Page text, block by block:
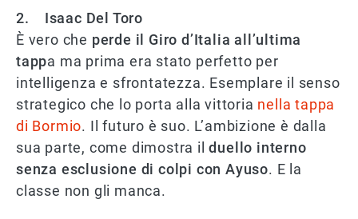
2. Isaac Del Toro
È vero che perde il Giro d’Italia all’ultima
tappa ma prima era stato perfetto per
intelligenza e sfrontatezza. Esemplare il senso
strategico che lo porta alla vittoria nella tappa
di Bormio. Il futuro è suo. L’ambizione è dalla
sua parte, come dimostra ilduello interno
senza esclusione di colpi con Ayuso. E la
classe non gli manca.